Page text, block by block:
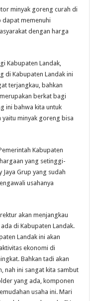
minyak goreng curah di
dapat memenuhi
dengan harga
Kabupaten Landak,
di Kabupaten Landak ini
terjangkau, bahkan
berkat bagi
ini bahwa kita untuk
yaitu minyak goreng bisa
Kabupaten
yang setinggi-
Jaya Grup yang sudah
usahanya
akan menjangkau
di Kabupaten Landak.
Landak ini akan
ekonomi di
Bahkan tadi akan
nah ini sangat kita sambut
yang ada, komponen
usaha ini. Mari